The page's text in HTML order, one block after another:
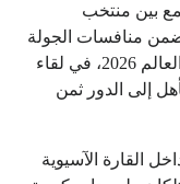
تجمع بين منتخب
ضمن منافسات الجولة
الثانية من دور المجموعات ببطولة كأس العالم 2026، في لقاء
إلى الدور ثمن
القارة الآسيوية